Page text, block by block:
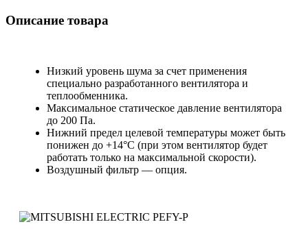
Описание товара
Низкий уровень шума за счет применения
специально разработанного вентилятора и
теплообменника.
Максимальное статическое давление вентилятора
до 200 Па.
Нижний предел целевой температуры может быть
понижен до +14°C (при этом вентилятор будет
работать только на максимальной скорости).
Воздушный фильтр — опция.